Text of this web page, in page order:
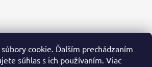
cookie. Ďalším prechádzaním
súhlas s ich používaním. Viac